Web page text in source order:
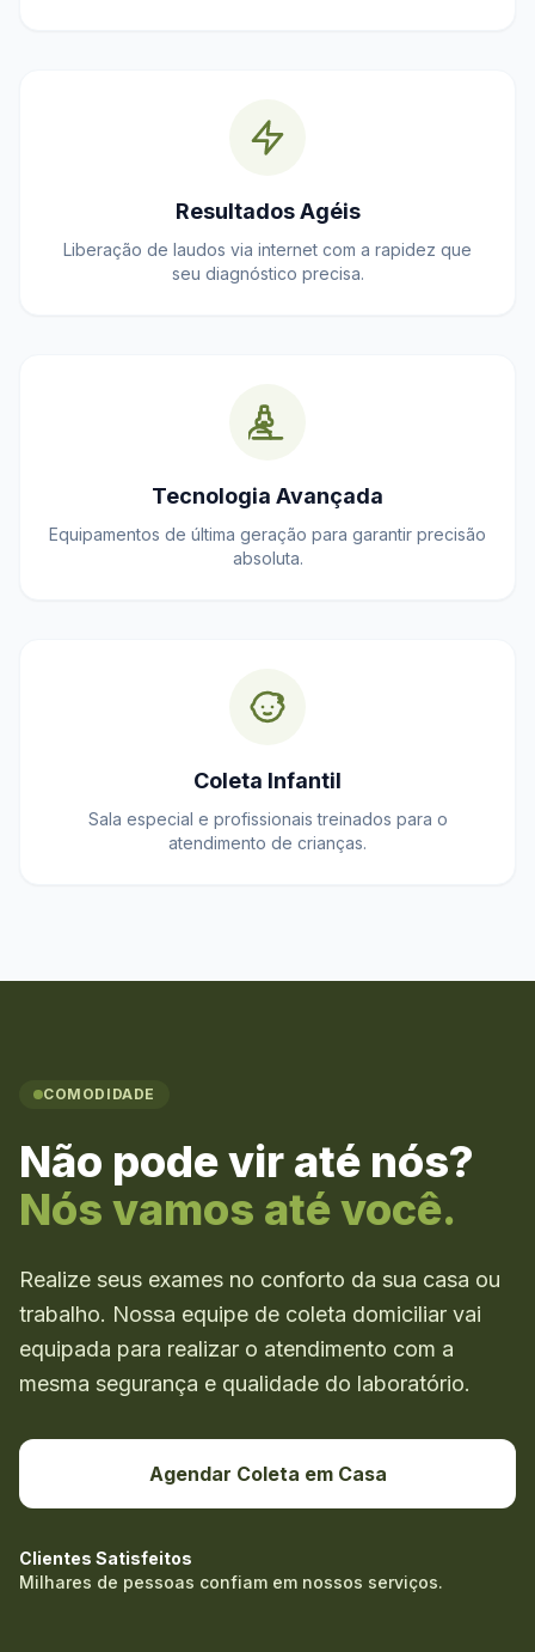
Resultados Agéis
Liberação de laudos via internet com a rapidez que
seu diagnóstico precisa.
Tecnologia Avançada
Equipamentos de última geração para garantir precisão
absoluta.
Coleta Infantil
Sala especial e profissionais treinados para o
atendimento de crianças.
COMODIDADE
Não pode vir até nós?
Nós vamos até você.
Realize seus exames no conforto da sua casa ou
trabalho. Nossa equipe de coleta domiciliar vai
equipada para realizar o atendimento com a
mesma segurança e qualidade do laboratório.
Agendar Coleta em Casa
Clientes Satisfeitos
Milhares de pessoas confiam em nossos serviços.